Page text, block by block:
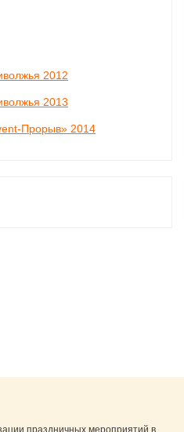
2012
2013
Прорыв» 2014
праздничных мероприятий в